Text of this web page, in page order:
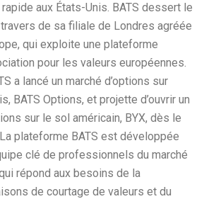
aux États-Unis. BATS dessert le
de sa filiale de Londres agréée
qui exploite une plateforme
pour les valeurs européennes.
a lancé un marché d’options sur
BATS Options, et projette d’ouvrir un
sur le sol américain, BYX, dès le
plateforme BATS est développée
clé de professionnels du marché
répond aux besoins de la
de courtage de valeurs et du